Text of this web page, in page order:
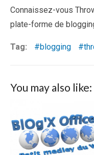
Connaissez-vous
plate-forme de
Tag: blogging
You may also like: